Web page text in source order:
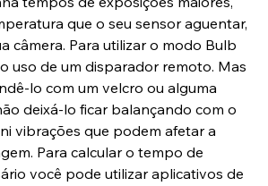
utilizando o modo Bulb, fará
tempos de exposições maiores,
que o seu sensor aguentar,
câmera. Para utilizar o modo Bulb
uso de um disparador remoto. Mas
lo com um velcro ou alguma
deixá-lo ficar balançando com o
vibrações que podem afetar a
Para calcular o tempo de